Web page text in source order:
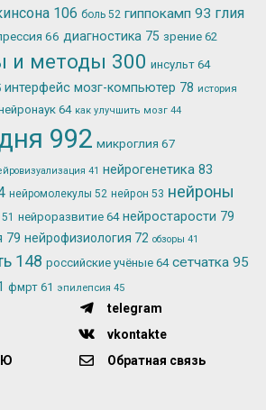
106 боль 52 гиппокамп 93 глия
66 диагностика 75 зрение 62
и методы 300 инсульт 64
интерфейс мозг-компьютер 78 история
64 как улучшить мозг 44
992 микроглия 67
41 нейрогенетика 83
нейромолекулы 52 нейрон 53 нейроны
51 нейроразвитие 64 нейростарости 79
79 нейрофизиология 72 обзоры 41
148 российские учёные 64 сетчатка 95
фмрт 61 эпилепсия 45
telegram
vkontakte
Обратная связь